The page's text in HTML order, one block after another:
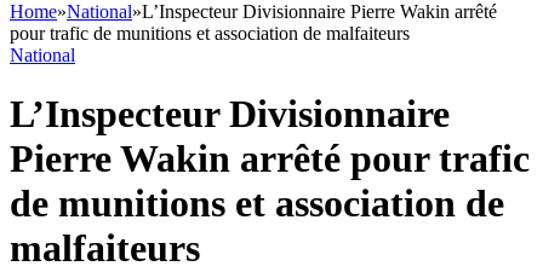
Home»National»L’Inspecteur Divisionnaire Pierre Wakin arrêté
pour trafic de munitions et association de malfaiteurs
National
L’Inspecteur Divisionnaire
Pierre Wakin arrêté pour trafic
de munitions et association de
malfaiteurs